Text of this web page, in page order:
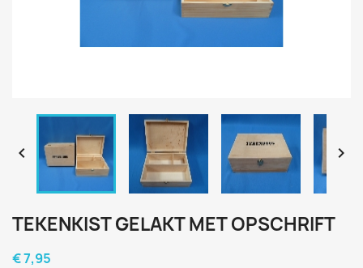
 
TEKENKIST GELAKT MET OPSCHRIFT
€ 7,95